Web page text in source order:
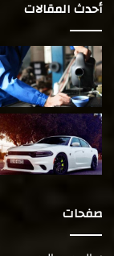
أحدث المقالات
صفحات